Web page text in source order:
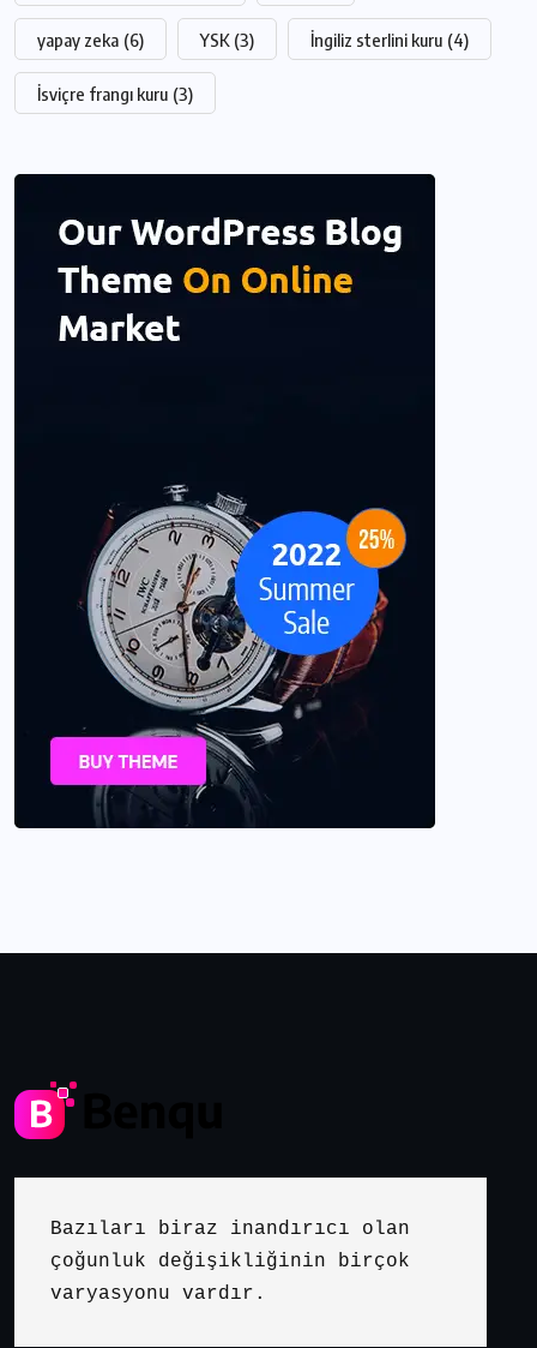
yapay zeka (6) YSK (3) İngiliz sterlini kuru (4)
İsviçre frangı kuru (3)
Bazıları biraz inandırıcı olan
çoğunluk değişikliğinin birçok
varyasyonu vardır.